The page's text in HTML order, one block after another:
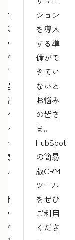
様
ブ
提
書
使
社
ブ
ション
を導入
する準
備がで
きてい
ないと
お悩み
の皆さ
ま。
HubSpot
の簡易
版CRM
ツール
をぜひ
ご利用
くださ